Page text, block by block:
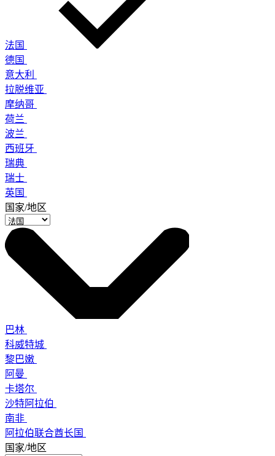
法国
德国
意大利
拉脱维亚
摩纳哥
荷兰
波兰
西班牙
瑞典
瑞士
英国
国家/地区
巴林
科威特城
黎巴嫩
阿曼
卡塔尔
沙特阿拉伯
南非
阿拉伯联合酋长国
国家/地区